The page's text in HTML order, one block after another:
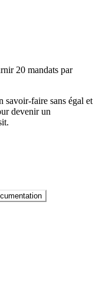
20 mandats par
savoir-faire sans égal et
devenir un